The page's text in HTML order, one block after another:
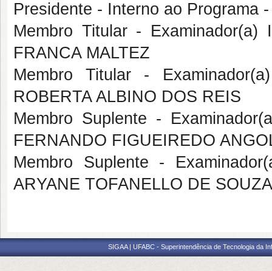
Presidente - Interno ao Programa
Membro Titular -
FRANCA MALTEZ
Membro Titular -
ROBERTA ALBINO DOS REIS
Membro Suplente -
FERNANDO FIGUEIREDO
Membro Suplente -
ARYANE TOFANELLO DE
SIGAA | UFABC - Superintendência de Tecnologia da